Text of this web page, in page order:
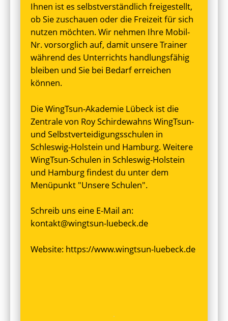
Ihnen ist es selbstverständlich freigestellt,
ob Sie zuschauen oder die Freizeit für sich
nutzen möchten. Wir nehmen Ihre Mobil-
Nr. vorsorglich auf, damit unsere Trainer
während des Unterrichts handlungsfähig
bleiben und Sie bei Bedarf erreichen
können.
Die WingTsun-Akademie Lübeck ist die
Zentrale von Roy Schirdewahns WingTsun-
und Selbstverteidigungsschulen in
Schleswig-Holstein und Hamburg. Weitere
WingTsun-Schulen in Schleswig-Holstein
und Hamburg findest du unter dem
Menüpunkt "Unsere Schulen".
Schreib uns eine E-Mail an:
kontakt@wingtsun-luebeck.de
Website: https://www.wingtsun-luebeck.de